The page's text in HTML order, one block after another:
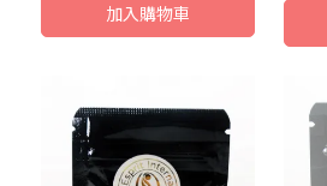
加入購物車